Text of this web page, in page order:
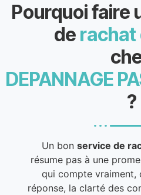
Pourquoi faire
de rachat
DEPANNAGE
?
Un bon service de
résume pas à une
qui compte vraiment,
réponse, la clarté des